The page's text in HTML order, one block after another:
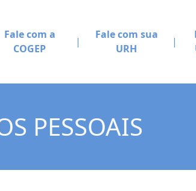
Fale com a
COGEP
Fale com sua
URH
PESSOAIS